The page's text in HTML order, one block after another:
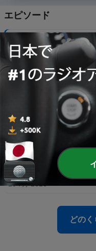
エピソード
100 开封筑城，南
07 8月 2026
101 - 99 断粮围凤，西征
98 北疆屏障，筑城
02 8月 2026
29 7月 2026
98 - 97 并州壮士，百战归
29 7月 2026
どの